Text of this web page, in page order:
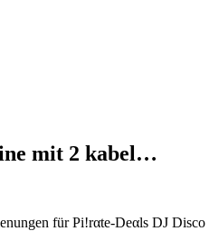
mit 2 kabel…
für Pi!rαtе-Dеαls DJ